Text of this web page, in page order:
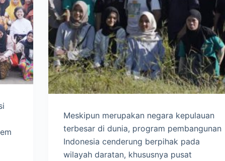
Meskipun merupakan negara kepulauan
terbesar di dunia, program pembangunan
Indonesia cenderung berpihak pada
wilayah daratan, khususnya pusat